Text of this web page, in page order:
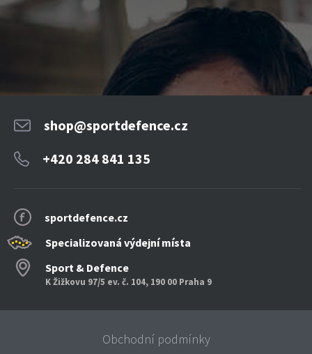
sportdefence.cz
Specializovaná výdejní místa
Sport & Defence
K Žižkovu 97/5 ev. č. 104, 190 00 Praha 9
shop@sportdefence.cz
+420 284 841 135
Obchodní podmínky